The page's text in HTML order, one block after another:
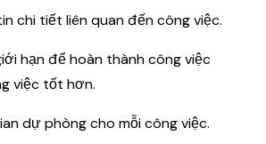
chi tiết liên quan đến công việc.
hạn để hoàn thành công việc
việc tốt hơn.
dự phòng cho mỗi công việc.